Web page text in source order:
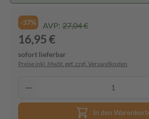
-37% AVP: 27,04 €
16,95 €
sofort lieferbar
Preise inkl. MwSt. ggf. zzgl. Versandkosten
In den Warenkorb